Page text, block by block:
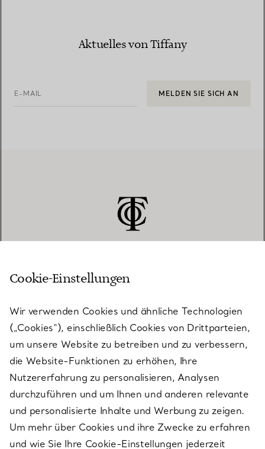
Aktuelles von Tiffany
E-MAIL MELDEN SIE SICH AN
KUNDENSERVICE
SERVICES
ÜBER TIFFANY & CO.
RECHTLICHE HINWEISE
Cookie-Einstellungen
Wir verwenden Cookies und ähnliche Technologien
(„Cookies“), einschließlich Cookies von Drittparteien,
um unsere Website zu betreiben und zu verbessern,
die Website-Funktionen zu erhöhen, Ihre
Nutzererfahrung zu personalisieren, Analysen
durchzuführen und um Ihnen und anderen relevante
und personalisierte Inhalte und Werbung zu zeigen.
Um mehr über Cookies und ihre Zwecke zu erfahren
und wie Sie Ihre Cookie-Einstellungen jederzeit